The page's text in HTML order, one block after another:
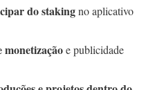
do stakingno aplicativo
e publicidade